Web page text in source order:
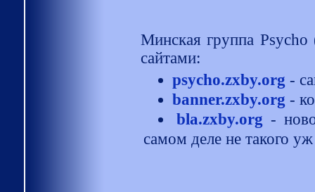
Минская группа
сайтами:
psycho.zxby.org -
banner.zxby.org -
bla.zxby.org -
самом деле не такого